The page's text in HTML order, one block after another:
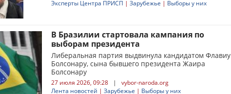
Эксперты Центра ПРИСП | Зарубежье | Выборы у них
В Бразилии стартовала кампания по
выборам президента
Либеральная партия выдвинула кандидатом Флавиу
Болсонару, сына бывшего президента Жаира
Болсонару
27 июля 2026, 09:28 |
vybor-naroda.org
Лента новостей | Зарубежье | Выборы у них